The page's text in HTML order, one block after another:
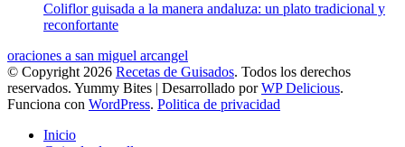
Coliflor guisada a la manera andaluza: un plato tradicional y
reconfortante
oraciones a san miguel arcangel
© Copyright 2026 Recetas de Guisados. Todos los derechos
reservados. Yummy Bites | Desarrollado porWP Delicious.
Funciona con WordPress. Politica de privacidad
Inicio